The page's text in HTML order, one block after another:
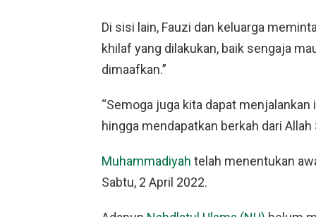
Di sisi lain, Fauzi dan keluarga
khilaf yang dilakukan, baik sengaja
dimaafkan.”
“Semoga juga kita dapat
hingga mendapatkan berkah dari Allah
Muhammadiyah telah menentukan
Sabtu, 2 April 2022.